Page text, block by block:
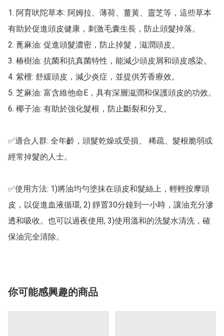
1. 阿育吠陀草本: 阿姆拉、薄荷、薑黃、靈芝等，這些草本
有助於促進頭皮健康，刺激毛囊生長，防止頭髮掉落。
2. 蓖麻油: 促進頭髮濃密，防止掉髮，滋潤頭皮。
3. 椿樹油: 抗菌和抗真菌特性，能減少頭皮屑和頭皮感染。
4. 紫檀: 舒緩頭皮，減少炎症，並提供芳香療效。
5. 芝麻油: 富含維他命E，具有深層滋潤和保護頭皮的功效。
6. 椰子油: 有助於強化髮根，防止斷裂和分叉。
✅適合人群: 全年齡，頭髮乾燥或受損、 稀疏、髮根脆弱或
經常掉髮的人士。
✅使用方法: 1)將油均勻塗抹在頭皮和髮絲上，輕輕按摩頭
皮，以促進血液循環, 2) 靜置30分鐘到一小時，讓油充分滲
透和吸收。也可以過夜使用, 3)使用溫和的洗髮水清洗，確
保油完全清除。
你可能感興趣的商品